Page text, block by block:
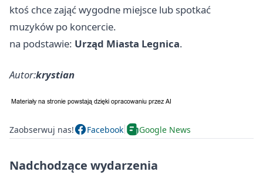
ktoś chce zająć wygodne miejsce lub spotkać
muzyków po koncercie.
na podstawie: Urząd Miasta Legnica.
Autor:krystian
Zaobserwuj nas! Facebook Google News
Nadchodzące wydarzenia